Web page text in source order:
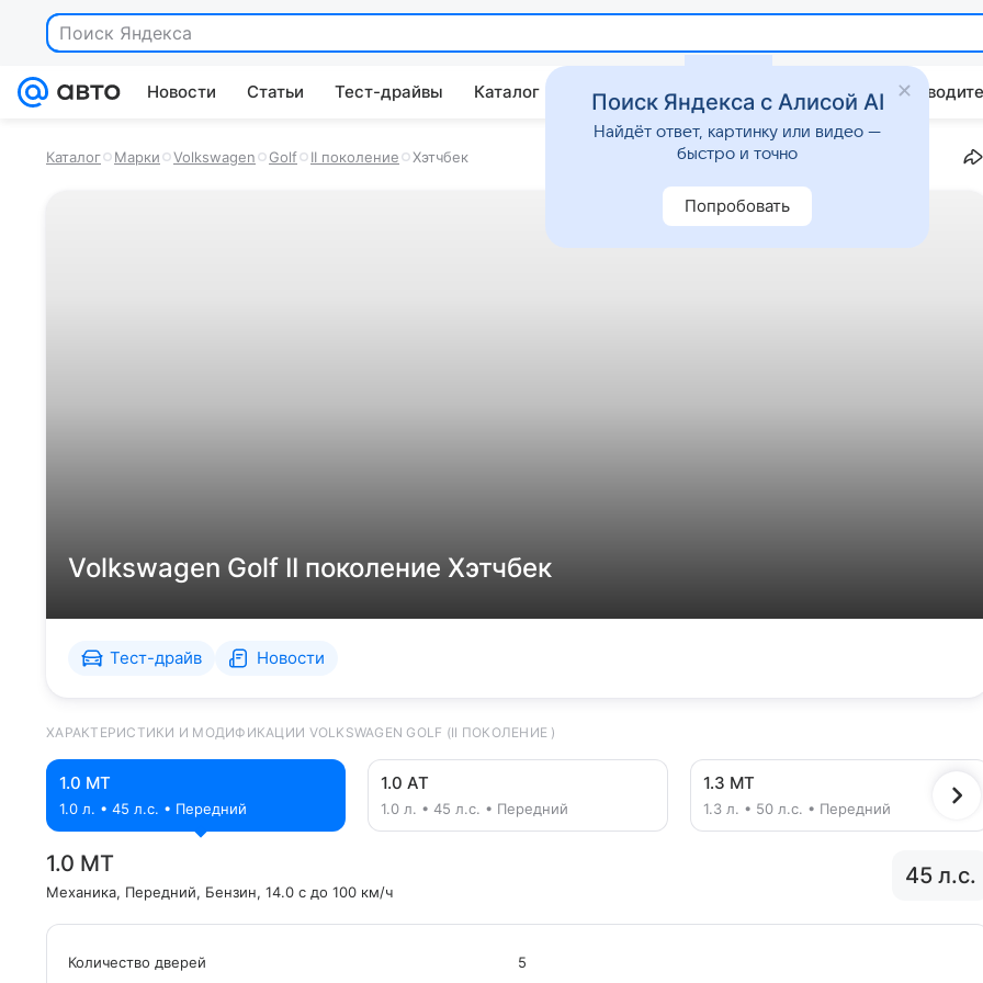
Поиск Яндекса
Новости Статьи Тест-драйвы Каталог Китайские авто Штрафы и ПДД
Каталог Марки Volkswagen Golf II поколение Хэтчбек
Volkswagen Golf II поколение Хэтчбек
Тест-драйв Новости
ХАРАКТЕРИСТИКИ И МОДИФИКАЦИИ VOLKSWAGEN GOLF (II ПОКОЛЕНИЕ )
1.0 MT
1.0 л. • 45 л.с. • Передний
1.0 AT
1.0 л. • 45 л.с. • Передний
1.3 MT
1.3 л. • 50 л.с. • Передний
1.0 MT
Механика, Передний, Бензин, 14.0 с до 100 км/ч
45 л.с.
Количество дверей
5
Поиск Яндекса с Алисой AI
Найдёт ответ, картинку или видео —
быстро и точно
Попробовать